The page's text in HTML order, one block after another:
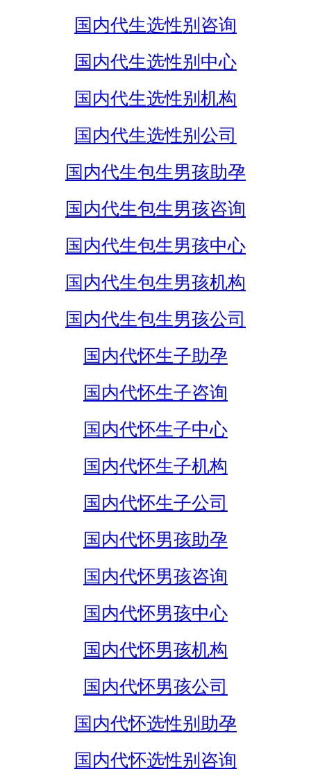
国内代生选性别咨询
国内代生选性别中心
国内代生选性别机构
国内代生选性别公司
国内代生包生男孩助孕
国内代生包生男孩咨询
国内代生包生男孩中心
国内代生包生男孩机构
国内代生包生男孩公司
国内代怀生子助孕
国内代怀生子咨询
国内代怀生子中心
国内代怀生子机构
国内代怀生子公司
国内代怀男孩助孕
国内代怀男孩咨询
国内代怀男孩中心
国内代怀男孩机构
国内代怀男孩公司
国内代怀选性别助孕
国内代怀选性别咨询